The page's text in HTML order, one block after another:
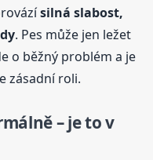
silná slabost,
. Pes může jen ležet
o běžný problém a je
zásadní roli.
– je to v